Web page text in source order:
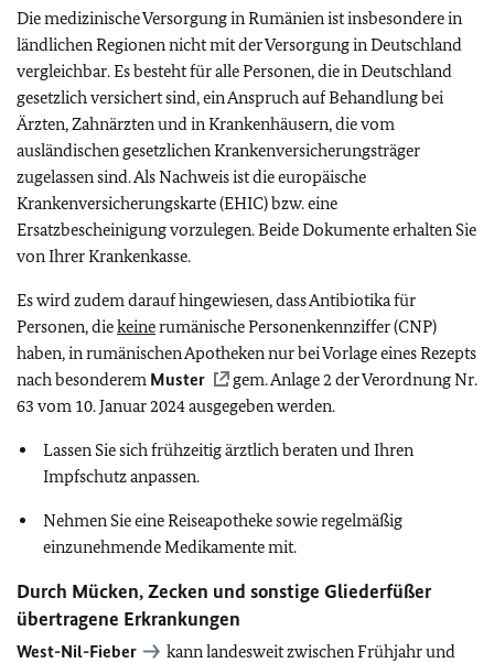
Die medizinische Versorgung in Rumänien ist insbesondere in
ländlichen Regionen nicht mit der Versorgung in Deutschland
vergleichbar. Es besteht für alle Personen, die in Deutschland
gesetzlich versichert sind, ein Anspruch auf Behandlung bei
Ärzten, Zahnärzten und in Krankenhäusern, die vom
ausländischen gesetzlichen Krankenversicherungsträger
zugelassen sind. Als Nachweis ist die europäische
Krankenversicherungskarte (EHIC) bzw. eine
Ersatzbescheinigung vorzulegen. Beide Dokumente erhalten Sie
von Ihrer Krankenkasse.
Es wird zudem darauf hingewiesen, dass Antibiotika für
Personen, diekeinerumänische Personenkennziffer (CNP)
haben, in rumänischen Apotheken nur bei Vorlage eines Rezepts
nach besonderem Muster
gem. Anlage 2 der Verordnung Nr.
63 vom 10. Januar 2024 ausgegeben werden.
Lassen Sie sich frühzeitig ärztlich beraten und Ihren
Impfschutz anpassen.
Nehmen Sie eine Reiseapotheke sowie regelmäßig
einzunehmende Medikamente mit.
Durch Mücken, Zecken und sonstige Gliederfüßer
übertragene Erkrankungen
West-Nil-Fieber
kann landesweit zwischen Frühjahr und